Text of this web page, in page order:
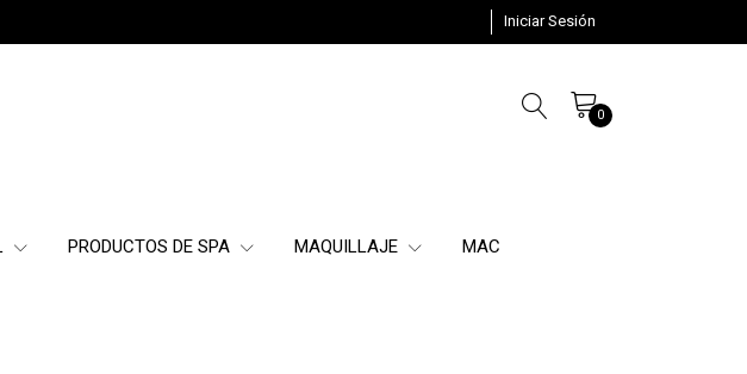
Iniciar Sesión
0
PRODUCTOS DE SPA MAQUILLAJE MAC